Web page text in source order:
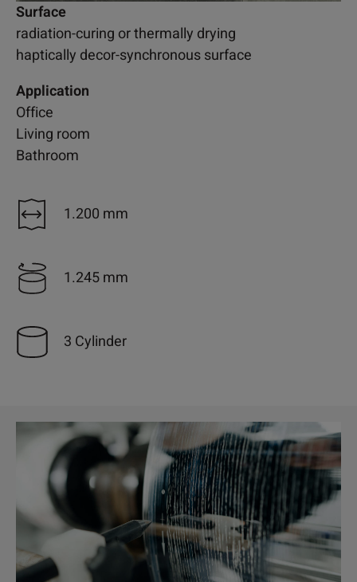
Surface
radiation-curing or thermally drying
haptically decor-synchronous surface
Application
Office
Living room
Bathroom
1.200 mm
1.245 mm
3 Cylinder